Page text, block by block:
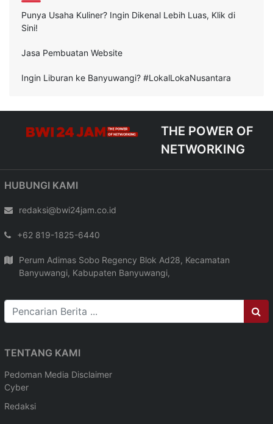
Punya Usaha Kuliner? Ingin Dikenal Lebih Luas, Klik di
Sini!
Jasa Pembuatan Website
Ingin Liburan ke Banyuwangi? #LokalLokaNusantara
THE POWER OF
NETWORKING
HUBUNGI KAMI
redaksi@bwi24jam.co.id
+62 819-1825-6440
Perum Adimas Sobo Regency Blok Ad28, Kecamatan
Banyuwangi, Kabupaten Banyuwangi,
TENTANG KAMI
Pedoman Media
Cyber
Disclaimer
Redaksi